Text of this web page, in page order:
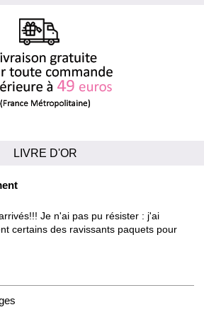
LIVRE D'OR
Je n'ai pas pu résister : j'ai
certains des ravissants paquets pour